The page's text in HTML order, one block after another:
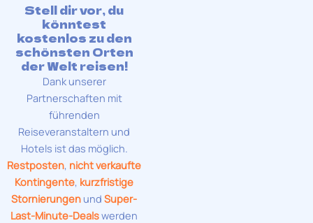
Stell dir vor, du
könntest
kostenlos zu den
schönsten Orten
der Welt reisen!
Dank unserer
Partnerschaften mit
führenden
Reiseveranstaltern und
Hotels ist das möglich.
Restposten, nicht verkaufte
Kontingente, kurzfristige
Stornierungen undSuper-
Last-Minute-Dealswerden